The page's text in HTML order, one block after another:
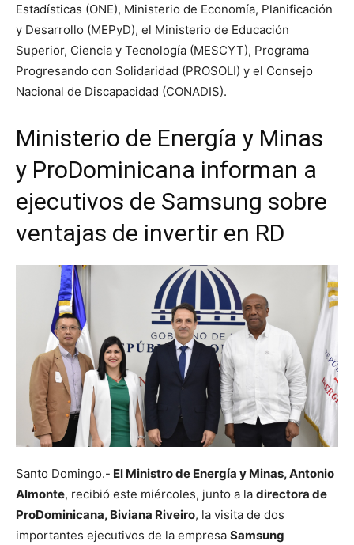
Estadísticas (ONE), Ministerio de Economía, Planificación
y Desarrollo (MEPyD), el Ministerio de Educación
Superior, Ciencia y Tecnología (MESCYT), Programa
Progresando con Solidaridad (PROSOLI) y el Consejo
Nacional de Discapacidad (CONADIS).
Ministerio de Energía y Minas
y ProDominicana informan a
ejecutivos de Samsung sobre
ventajas de invertir en RD
Santo Domingo.- El Ministro de Energía y Minas, Antonio
Almonte, recibió este miércoles, junto a la directora de
ProDominicana, Biviana Riveiro, la visita de dos
importantes ejecutivos de la empresa Samsung